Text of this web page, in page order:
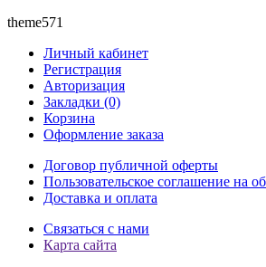
theme571
Личный кабинет
Регистрация
Авторизация
Закладки (0)
Корзина
Оформление заказа
Договор публичной оферты
Пользовательское соглашение на
Доставка и оплата
Связаться с нами
Карта сайта